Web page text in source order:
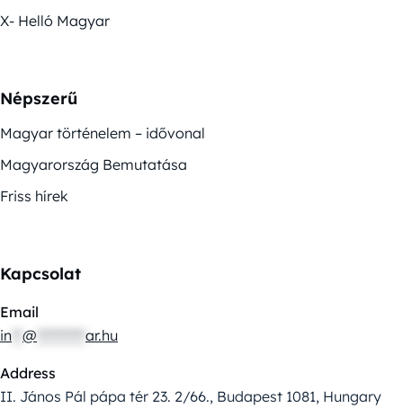
X- Helló Magyar
Népszerű
Magyar történelem – idővonal
Magyarország Bemutatása
Friss hírek
Kapcsolat
Email
in @ ar.hu
Address
II. János Pál pápa tér 23. 2/66., Budapest 1081, Hungary